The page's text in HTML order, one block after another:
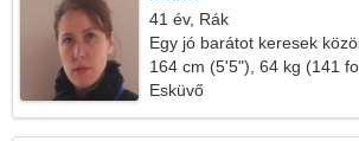
41 év, Rák
Egy jó barátot keresek
164 cm (5'5"), 64 kg (141
Esküvő